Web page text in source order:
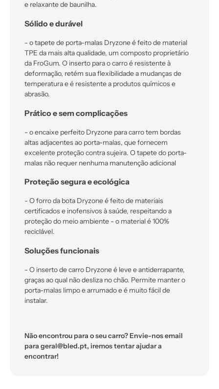
e relaxante de baunilha.
Sólido e durável
- o tapete de porta-malas Dryzone é feito de material
TPE da mais alta qualidade, um composto proprietário
da FroGum. O inserto para o carro é resistente à
deformação, retém sua flexibilidade a mudanças de
temperatura e é resistente a produtos químicos e
abrasão.
Prático e sem complicações
- o encaixe perfeito Dryzone para carro tem bordas
altas adjacentes ao porta-malas, que fornecem
excelente proteção contra sujeira. O tapete do porta-
malas não requer nenhuma manutenção adicional
Proteção segura e ecológica
- O forro da bota Dryzone é feito de materiais
certificados e inofensivos à saúde, respeitando a
proteção do meio ambiente - o material é 100%
reciclável.
Soluções funcionais
- O inserto de carro Dryzone é leve e antiderrapante,
graças ao qual não desliza no chão. Permite manter o
porta-malas limpo e arrumado e é muito fácil de
instalar.
Não encontrou para o seu carro? Envie-nos email
para geral@bled.pt, iremos tentar ajudar a
encontrar!